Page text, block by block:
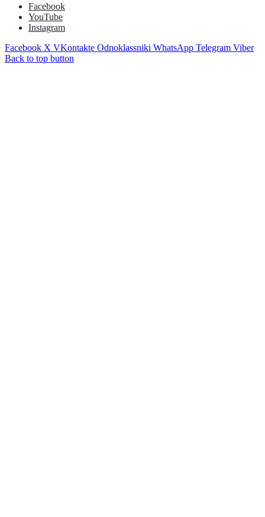
Facebook
YouTube
Instagram
Facebook X VKontakte Odnoklassniki WhatsApp Telegram Viber
Back to top button